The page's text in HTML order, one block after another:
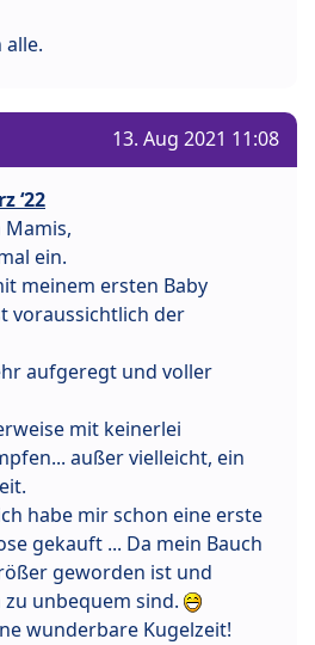
alle.
13. Aug 2021 11:08
‘22
ein.
meinem ersten Baby
voraussichtlich der
aufgeregt und voller
mit keinerlei
außer vielleicht, ein
habe mir schon eine erste
gekauft ... Da mein Bauch
geworden ist und
zu unbequem sind.
wunderbare Kugelzeit!